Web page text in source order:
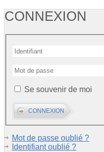
CONNEXION
Se souvenir de moi
Mot de passe oublié ?
Identifiant oublié ?